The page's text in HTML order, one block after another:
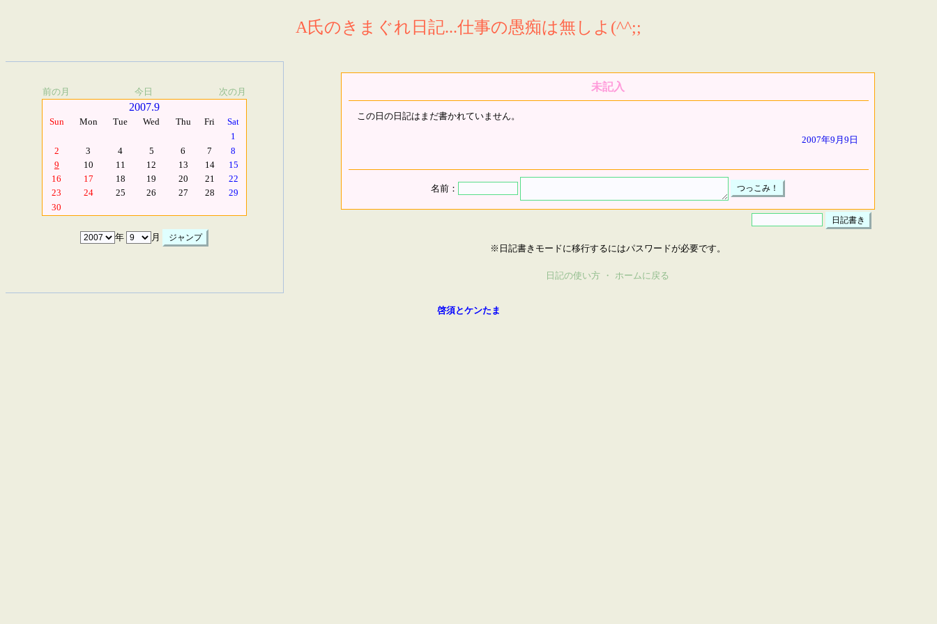
A氏のきまぐれ日記...仕事の愚痴は無しよ(^^;;
前の月 今日 次の月
2007.9
Sun Mon Tue Wed Thu Fri
Sat
1
2
3 4 5 6 7
8
9
10 11 12 13 14
15
16
17 18 19 20 21
22
23
24 25 26 27 28
29
30
年 月
未記入
この日の日記はまだ書かれていません。
2007年9月9日
名前：
※日記書きモードに移行するにはパスワードが必要です。
日記の使い方 ・ ホームに戻る
啓須とケンたま